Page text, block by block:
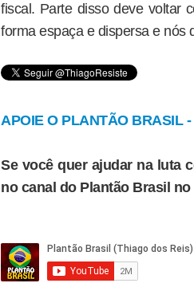
fiscal. Parte disso deve voltar
forma espaça e dispersa e nós
APOIE O PLANTÃO BRASIL
Se você quer ajudar na luta
no canal do Plantão Brasil no